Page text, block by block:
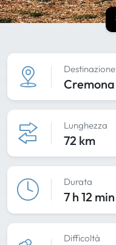
Destinazione
Cremona
Lunghezza
72 km
Durata
7 h 12 min
Difficoltà